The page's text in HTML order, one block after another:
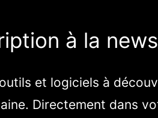
à la
et logiciels à
Directement dans